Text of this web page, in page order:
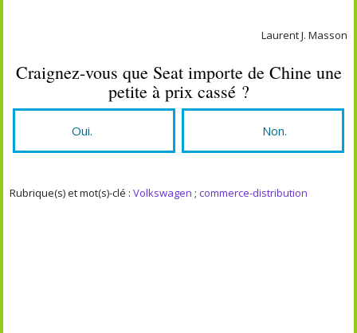
Laurent J. Masson
Craignez-vous que Seat importe de Chine une
petite à prix cassé ?
Oui. Non.
Rubrique(s) et mot(s)-clé :Volkswagen ;commerce-distribution